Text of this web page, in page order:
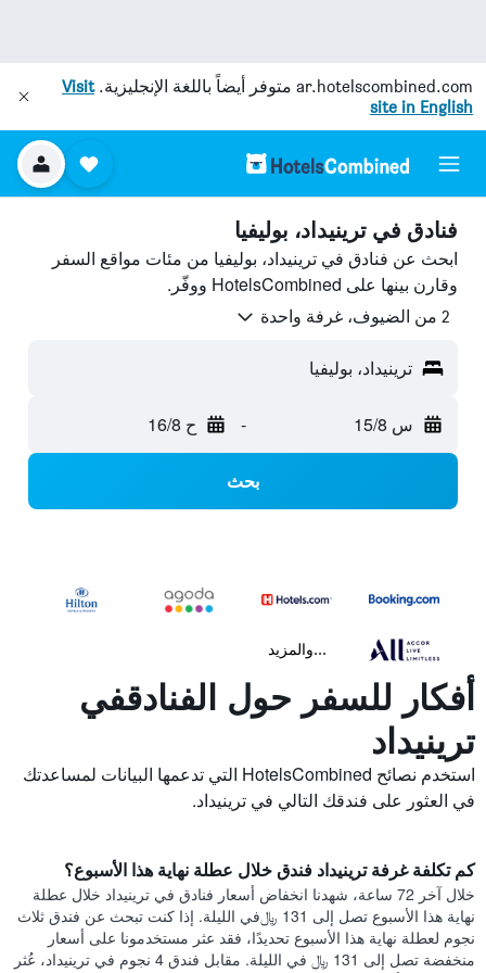
ar.hotelscombined.com متوفر أيضاً باللغة الإنجليزية.Visit
site in English
فنادق في ترينيداد، بوليفيا
ابحث عن فنادق في ترينيداد، بوليفيا من مئات مواقع السفر
وقارن بينها على HotelsCombined ووفّر.
2 من الضيوف، غرفة واحدة
ترينيداد، بوليفيا
س 15/8 - ح 16/8
بحث
...والمزيد
أفكار للسفر حول الفنادقفي
ترينيداد
استخدم نصائح HotelsCombined التي تدعمها البيانات لمساعدتك
في العثور على فندقك التالي في ترينيداد.
كم تكلفة غرفة ترينيداد فندق خلال عطلة نهاية هذا الأسبوع؟
خلال آخر 72 ساعة، شهدنا انخفاض أسعار فنادق في ترينيداد خلال عطلة
نهاية هذا الأسبوع تصل إلى 131 ﷼في الليلة. إذا كنت تبحث عن فندق ثلاث
نجوم لعطلة نهاية هذا الأسبوع تحديدًا، فقد عثر مستخدمونا على أسعار
منخفضة تصل إلى 131 ﷼ في الليلة. مقابل فندق 4 نجوم في ترينيداد، عُثر